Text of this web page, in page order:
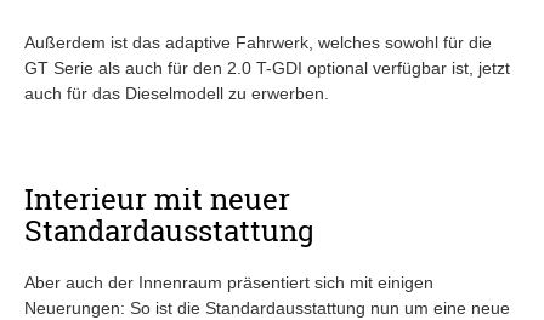
Außerdem ist das adaptive Fahrwerk, welches sowohl für die
GT Serie als auch für den 2.0 T-GDI optional verfügbar ist, jetzt
auch für das Dieselmodell zu erwerben.
Interieur mit neuer
Standardausstattung
Aber auch der Innenraum präsentiert sich mit einigen
Neuerungen: So ist die Standardausstattung nun um eine neue